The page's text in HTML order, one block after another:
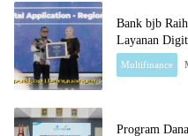
Bank bjb
Layanan
Multifinance
Program